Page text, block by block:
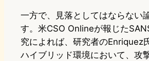
一方で、見落としてはならない
す。米CSO Onlineが報じた
究によれば、研究者のEnriquez
ハイブリッド環境において、攻